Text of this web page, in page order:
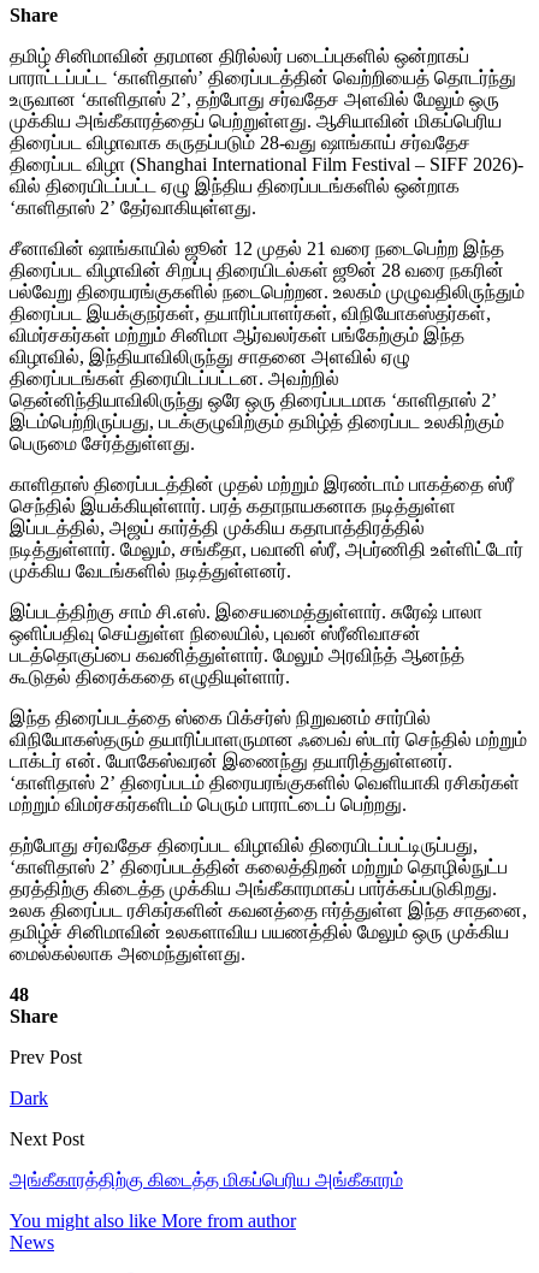
Share
தமிழ் சினிமாவின் தரமான திரில்லர் படைப்புகளில் ஒன்றாகப்
பாராட்டப்பட்ட ‘காளிதாஸ்’ திரைப்படத்தின் வெற்றியைத் தொடர்ந்து
உருவான ‘காளிதாஸ் 2’, தற்போது சர்வதேச அளவில் மேலும் ஒரு
முக்கிய அங்கீகாரத்தைப் பெற்றுள்ளது. ஆசியாவின் மிகப்பெரிய
திரைப்பட விழாவாக கருதப்படும் 28-வது ஷாங்காய் சர்வதேச
திரைப்பட விழா (Shanghai International Film Festival – SIFF 2026)-
வில் திரையிடப்பட்ட ஏழு இந்திய திரைப்படங்களில் ஒன்றாக
‘காளிதாஸ் 2’ தேர்வாகியுள்ளது.
சீனாவின் ஷாங்காயில் ஜூன் 12 முதல் 21 வரை நடைபெற்ற இந்த
திரைப்பட விழாவின் சிறப்பு திரையிடல்கள் ஜூன் 28 வரை நகரின்
பல்வேறு திரையரங்குகளில் நடைபெற்றன. உலகம் முழுவதிலிருந்தும்
திரைப்பட இயக்குநர்கள், தயாரிப்பாளர்கள், விநியோகஸ்தர்கள்,
விமர்சகர்கள் மற்றும் சினிமா ஆர்வலர்கள் பங்கேற்கும் இந்த
விழாவில், இந்தியாவிலிருந்து சாதனை அளவில் ஏழு
திரைப்படங்கள் திரையிடப்பட்டன. அவற்றில்
தென்னிந்தியாவிலிருந்து ஒரே ஒரு திரைப்படமாக ‘காளிதாஸ் 2’
இடம்பெற்றிருப்பது, படக்குழுவிற்கும் தமிழ்த் திரைப்பட உலகிற்கும்
பெருமை சேர்த்துள்ளது.
காளிதாஸ் திரைப்படத்தின் முதல் மற்றும் இரண்டாம் பாகத்தை ஸ்ரீ
செந்தில் இயக்கியுள்ளார். பரத் கதாநாயகனாக நடித்துள்ள
இப்படத்தில், அஜய் கார்த்தி முக்கிய கதாபாத்திரத்தில்
நடித்துள்ளார். மேலும், சங்கீதா, பவானி ஸ்ரீ, அபர்ணிதி உள்ளிட்டோர்
முக்கிய வேடங்களில் நடித்துள்ளனர்.
இப்படத்திற்கு சாம் சி.எஸ். இசையமைத்துள்ளார். சுரேஷ் பாலா
ஒளிப்பதிவு செய்துள்ள நிலையில், புவன் ஸ்ரீனிவாசன்
படத்தொகுப்பை கவனித்துள்ளார். மேலும் அரவிந்த் ஆனந்த்
கூடுதல் திரைக்கதை எழுதியுள்ளார்.
இந்த திரைப்படத்தை ஸ்கை பிக்சர்ஸ் நிறுவனம் சார்பில்
விநியோகஸ்தரும் தயாரிப்பாளருமான ஃபைவ் ஸ்டார் செந்தில் மற்றும்
டாக்டர் என். யோகேஸ்வரன் இணைந்து தயாரித்துள்ளனர்.
‘காளிதாஸ் 2’ திரைப்படம் திரையரங்குகளில் வெளியாகி ரசிகர்கள்
மற்றும் விமர்சகர்களிடம் பெரும் பாராட்டைப் பெற்றது.
தற்போது சர்வதேச திரைப்பட விழாவில் திரையிடப்பட்டிருப்பது,
‘காளிதாஸ் 2’ திரைப்படத்தின் கலைத்திறன் மற்றும் தொழில்நுட்ப
தரத்திற்கு கிடைத்த முக்கிய அங்கீகாரமாகப் பார்க்கப்படுகிறது.
உலக திரைப்பட ரசிகர்களின் கவனத்தை ஈர்த்துள்ள இந்த சாதனை,
தமிழ்ச் சினிமாவின் உலகளாவிய பயணத்தில் மேலும் ஒரு முக்கிய
மைல்கல்லாக அமைந்துள்ளது.
48
Share
Prev Post
Dark
Next Post
அங்கீகாரத்திற்கு கிடைத்த மிகப்பெரிய அங்கீகாரம்
You might also like More from author
News